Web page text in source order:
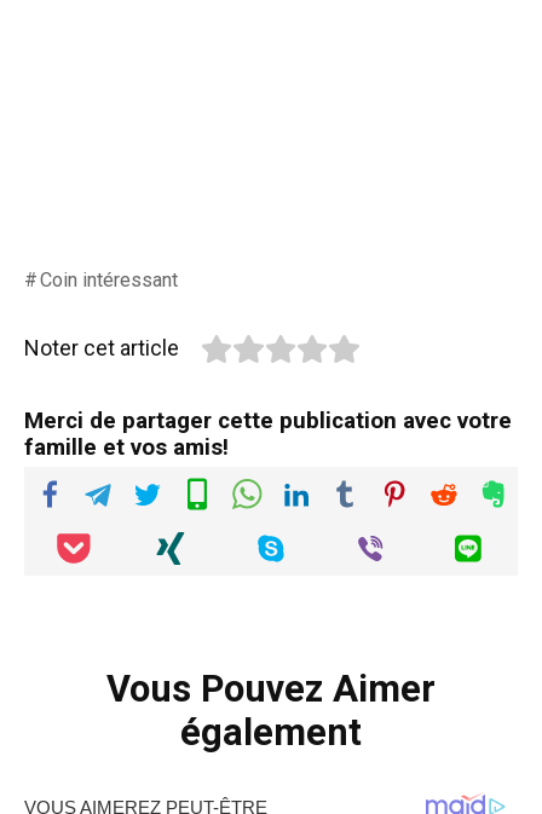
Coin intéressant
Noter cet article
Merci de partager cette publication avec votre
famille et vos amis!
Vous Pouvez Aimer
également